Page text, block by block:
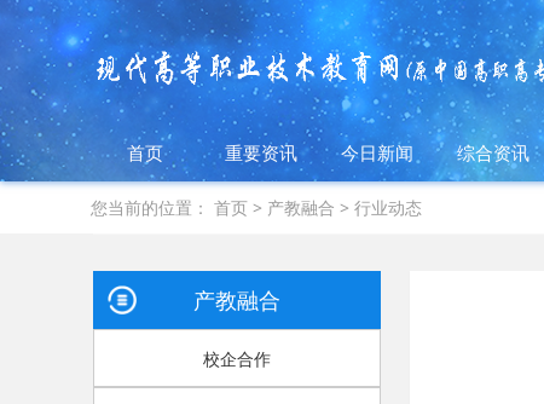
首页 重要资讯 今日新闻 综合资讯
您当前的位置： 首页> 产教融合 > 行业动态
产教融合
校企合作